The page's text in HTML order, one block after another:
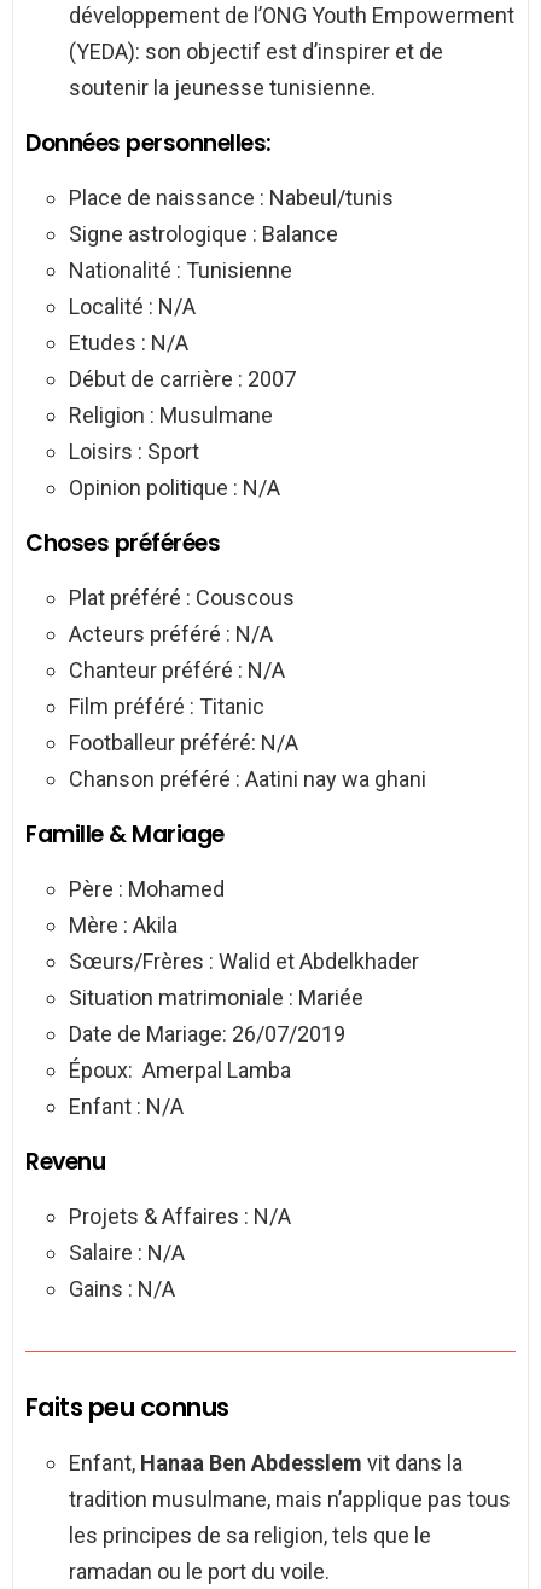
développement de l’ONG Youth Empowerment
(YEDA): son objectif est d’inspirer et de
soutenir la jeunesse tunisienne.
Données personnelles:
Place de naissance : Nabeul/tunis
Signe astrologique : Balance
Nationalité : Tunisienne
Localité : N/A
Etudes : N/A
Début de carrière : 2007
Religion : Musulmane
Loisirs : Sport
Opinion politique : N/A
Choses préférées
Plat préféré : Couscous
Acteurs préféré : N/A
Chanteur préféré : N/A
Film préféré : Titanic
Footballeur préféré: N/A
Chanson préféré : Aatini nay wa ghani
Famille & Mariage
Père : Mohamed
Mère : Akila
Sœurs/Frères : Walid et Abdelkhader
Situation matrimoniale : Mariée
Date de Mariage: 26/07/2019
Époux: Amerpal Lamba
Enfant : N/A
Revenu
Projets & Affaires : N/A
Salaire : N/A
Gains : N/A
Faits peu connus
Enfant, Hanaa Ben Abdesslem vit dans la
tradition musulmane, mais n’applique pas tous
les principes de sa religion, tels que le
ramadan ou le port du voile.